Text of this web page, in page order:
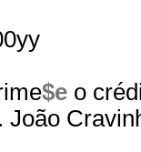
$e o
João